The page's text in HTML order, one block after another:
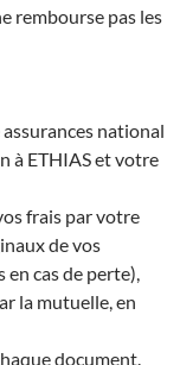
rembourse pas les
national
à ETHIAS et votre
frais par votre
de vos
en cas de perte),
la mutuelle, en
document.